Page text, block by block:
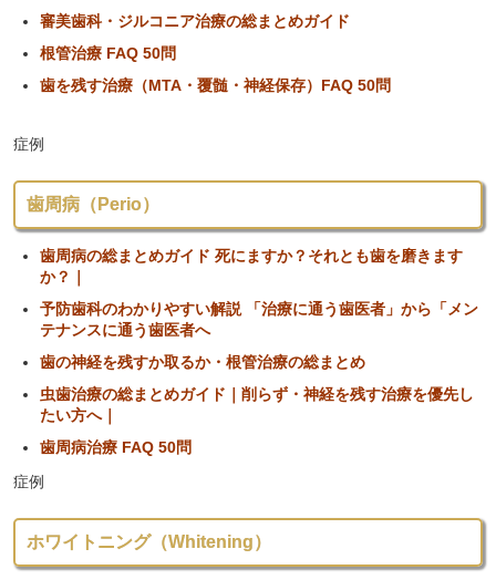
審美歯科・ジルコニア治療の総まとめガイド
根管治療 FAQ 50問
歯を残す治療（MTA・覆髄・神経保存）FAQ 50問
症例
歯周病（Perio）
歯周病の総まとめガイド 死にますか？それとも歯を磨きます
か？｜
予防歯科のわかりやすい解説 「治療に通う歯医者」から「メン
テナンスに通う歯医者へ
歯の神経を残すか取るか・根管治療の総まとめ
虫歯治療の総まとめガイド｜削らず・神経を残す治療を優先し
たい方へ｜
歯周病治療 FAQ 50問
症例
ホワイトニング（Whitening）